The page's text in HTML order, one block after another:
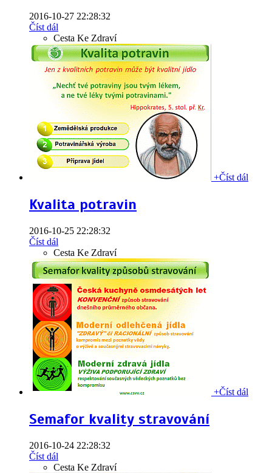
2016-10-27 22:28:32
Číst dál
Cesta Ke Zdraví
+Číst dál
Kvalita potravin
2016-10-25 22:28:32
Číst dál
Cesta Ke Zdraví
+Číst dál
Semafor kvality stravování
2016-10-24 22:28:32
Číst dál
Cesta Ke Zdraví